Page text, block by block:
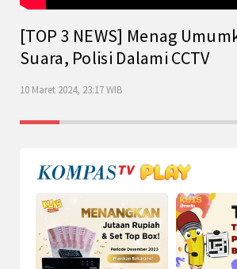
[TOP 3 NEWS] Menag
Suara, Polisi Dalami CCTV
10 Maret 2024, 23:17 WIB